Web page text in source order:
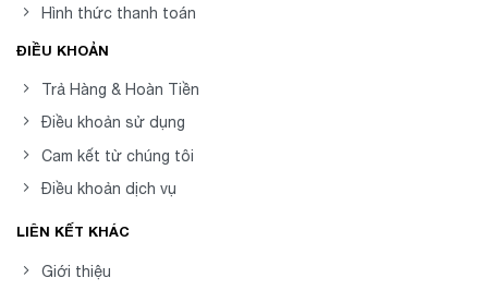
Hình thức thanh toán
ĐIỀU KHOẢN
Trả Hàng & Hoàn Tiền
Điều khoản sử dụng
Cam kết từ chúng tôi
Điều khoản dịch vụ
LIÊN KẾT KHÁC
Giới thiệu